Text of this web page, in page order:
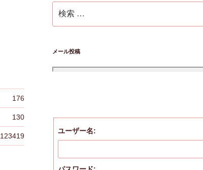
176
130
123419
索:
メール投稿
ユーザー名: